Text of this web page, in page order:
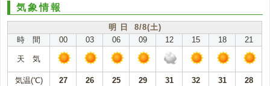
気象情報
明 日 8/8(土)
時 間
00 03 06 09 12 15 18 21
天 気
気温(℃) 27 26 25 29 31 32 31
28